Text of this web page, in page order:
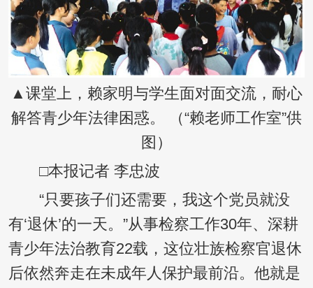
▲课堂上，赖家明与学生面对面交流，耐心
解答青少年法律困惑。 （“赖老师工作室”供
图）
□本报记者 李忠波
“只要孩子们还需要，我这个党员就没
有‘退休’的一天。”从事检察工作30年、深耕
青少年法治教育22载，这位壮族检察官退休
后依然奔走在未成年人保护最前沿。他就是